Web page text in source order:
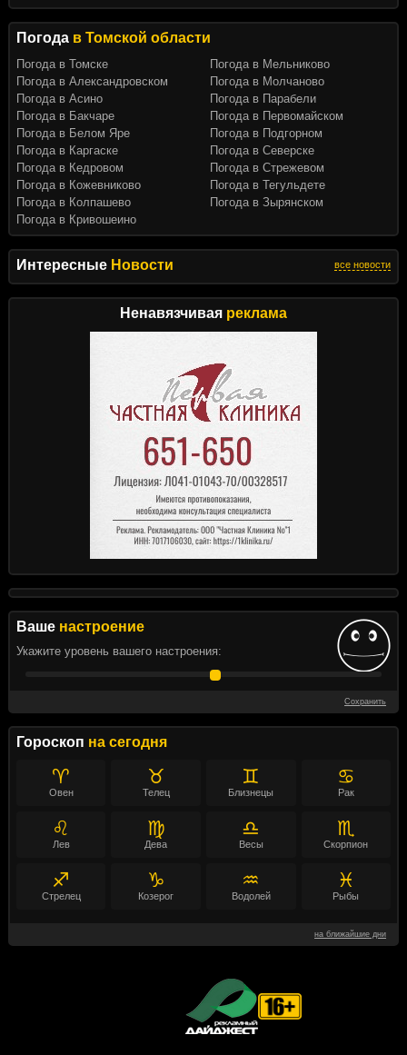
Интересные Новости все новости
Ненавязчивая реклама
Ваше настроение
Укажите уровень вашего настроения:
Сохранить
Гороскоп на сегодня
♈
Овен
♉
Телец
♊
Близнецы
♋
Рак
♌
Лев
♍
Дева
♎
Весы
♏
Скорпион
♐
Стрелец
♑
Козерог
♒
Водолей
♓
Рыбы
на ближайшие дни
Погода в Томской области
Погода в Томске
Погода в Александровском
Погода в Асино
Погода в Бакчаре
Погода в Белом Яре
Погода в Каргаске
Погода в Кедровом
Погода в Кожевниково
Погода в Колпашево
Погода в Кривошеино
Погода в Мельниково
Погода в Молчаново
Погода в Парабели
Погода в Первомайском
Погода в Подгорном
Погода в Северске
Погода в Стрежевом
Погода в Тегульдете
Погода в Зырянском